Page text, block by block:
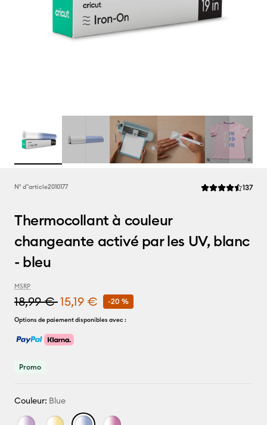
N° d''article2010177 La note 137
Thermocollant à couleur
changeante activé par les UV, blanc
- bleu
MSRP
18,99 €15,19 € -20 %
Options de paiement disponibles avec :
Promo
Couleur: Blue